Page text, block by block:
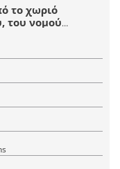
το χωριό
νομού